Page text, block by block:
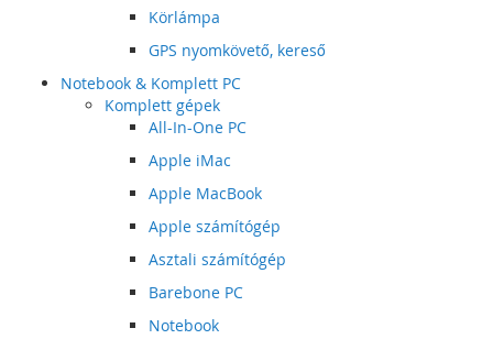
Körlámpa
GPS nyomkövető, kereső
Notebook & Komplett PC
Komplett gépek
All-In-One PC
Apple iMac
Apple MacBook
Apple számítógép
Asztali számítógép
Barebone PC
Notebook